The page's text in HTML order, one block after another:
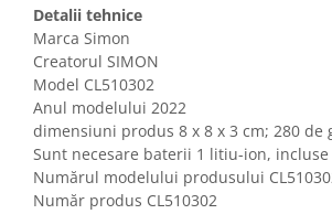
Gaming, Carti & Birotica
Birotica & Papetarie
Console, Jocuri & Accesorii
Ingrijire personala & Cosmetice
Accesorii aparate de ras electrice
Accesorii aparate hair styling
Aparate & Accesorii ingrijire
Detalii tehnice
Marca Simon
Creatorul SIMON
Model CL510302
Anul modelului 2022
dimensiuni produs 8 x 8 x 3 cm; 280 de
Sunt necesare baterii ‎1 litiu-ion, incluse
Numărul modelului produsului
Număr produs CL510302